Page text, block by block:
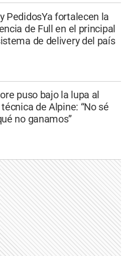
PedidosYa fortalecen la
de Full en el principal
de delivery del país
puso bajo la lupa al
de Alpine: “No sé
no ganamos”